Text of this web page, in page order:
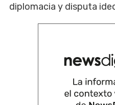
diplomacia y disputa